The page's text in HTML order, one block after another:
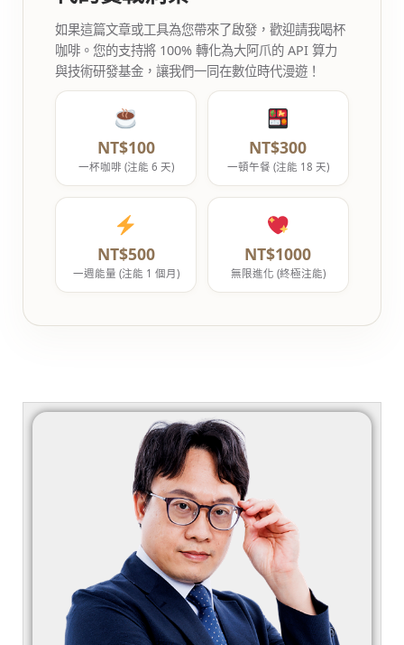
如果這篇文章或工具為您帶來了啟發，歡迎請我喝杯
咖啡。您的支持將 100% 轉化為大阿爪的 API 算力
與技術研發基金，讓我們一同在數位時代漫遊！
NT$100
一杯咖啡 (注能 6 天)
NT$300
一頓午餐 (注能 18 天)
NT$500
一週能量 (注能 1 個月)
NT$1000
無限進化 (終極注能)